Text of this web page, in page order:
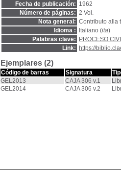
Fecha de publicación: 1962
Número de páginas: 2 Vol.
Nota general: Contributo alla
Idioma :
Italiano (ita)
Palabras clave:
PROCESO
Link:
https://
Ejemplares (2)
Código de barras Signatura
GEL2013
CAJA 306 v.1
GEL2014
CAJA 306 v.2